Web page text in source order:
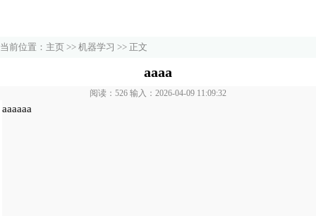
当前位置： 主页 >> 机器学习 >> 正文
aaaa
阅读：526 输入：2026-04-09 11:09:32
aaaaaa